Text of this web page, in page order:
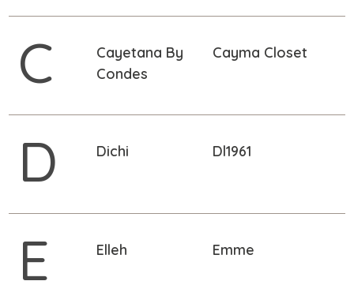
C
Cayetana By
Condes
Cayma Closet
D Dichi Dl1961
E Elleh Emme